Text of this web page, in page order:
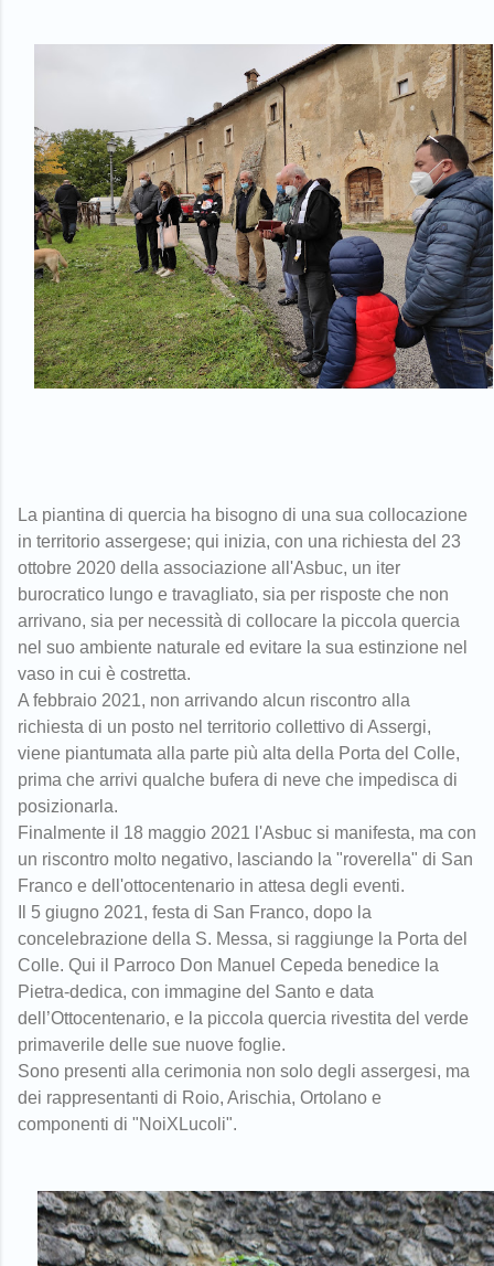
La piantina di quercia ha bisogno di una sua collocazione
in territorio assergese; qui inizia, con una richiesta del 23
ottobre 2020 della associazione all'Asbuc, un iter
burocratico lungo e travagliato, sia per risposte che non
arrivano, sia per necessità di collocare la piccola quercia
nel suo ambiente naturale ed evitare la sua estinzione nel
vaso in cui è costretta.
A febbraio 2021, non arrivando alcun riscontro alla
richiesta di un posto nel territorio collettivo di Assergi,
viene piantumata alla parte più alta della Porta del Colle,
prima che arrivi qualche bufera di neve che impedisca di
posizionarla.
Finalmente il 18 maggio 2021 l'Asbuc si manifesta, ma con
un riscontro molto negativo, lasciando la "roverella" di San
Franco e dell'ottocentenario in attesa degli eventi.
Il 5 giugno 2021, festa di San Franco, dopo la
concelebrazione della S. Messa, si raggiunge la Porta del
Colle. Qui il Parroco Don Manuel Cepeda benedice la
Pietra-dedica, con immagine del Santo e data
dell’Ottocentenario, e la piccola quercia rivestita del verde
primaverile delle sue nuove foglie.
Sono presenti alla cerimonia non solo degli assergesi, ma
dei rappresentanti di Roio, Arischia, Ortolano e
componenti di "NoiXLucoli".